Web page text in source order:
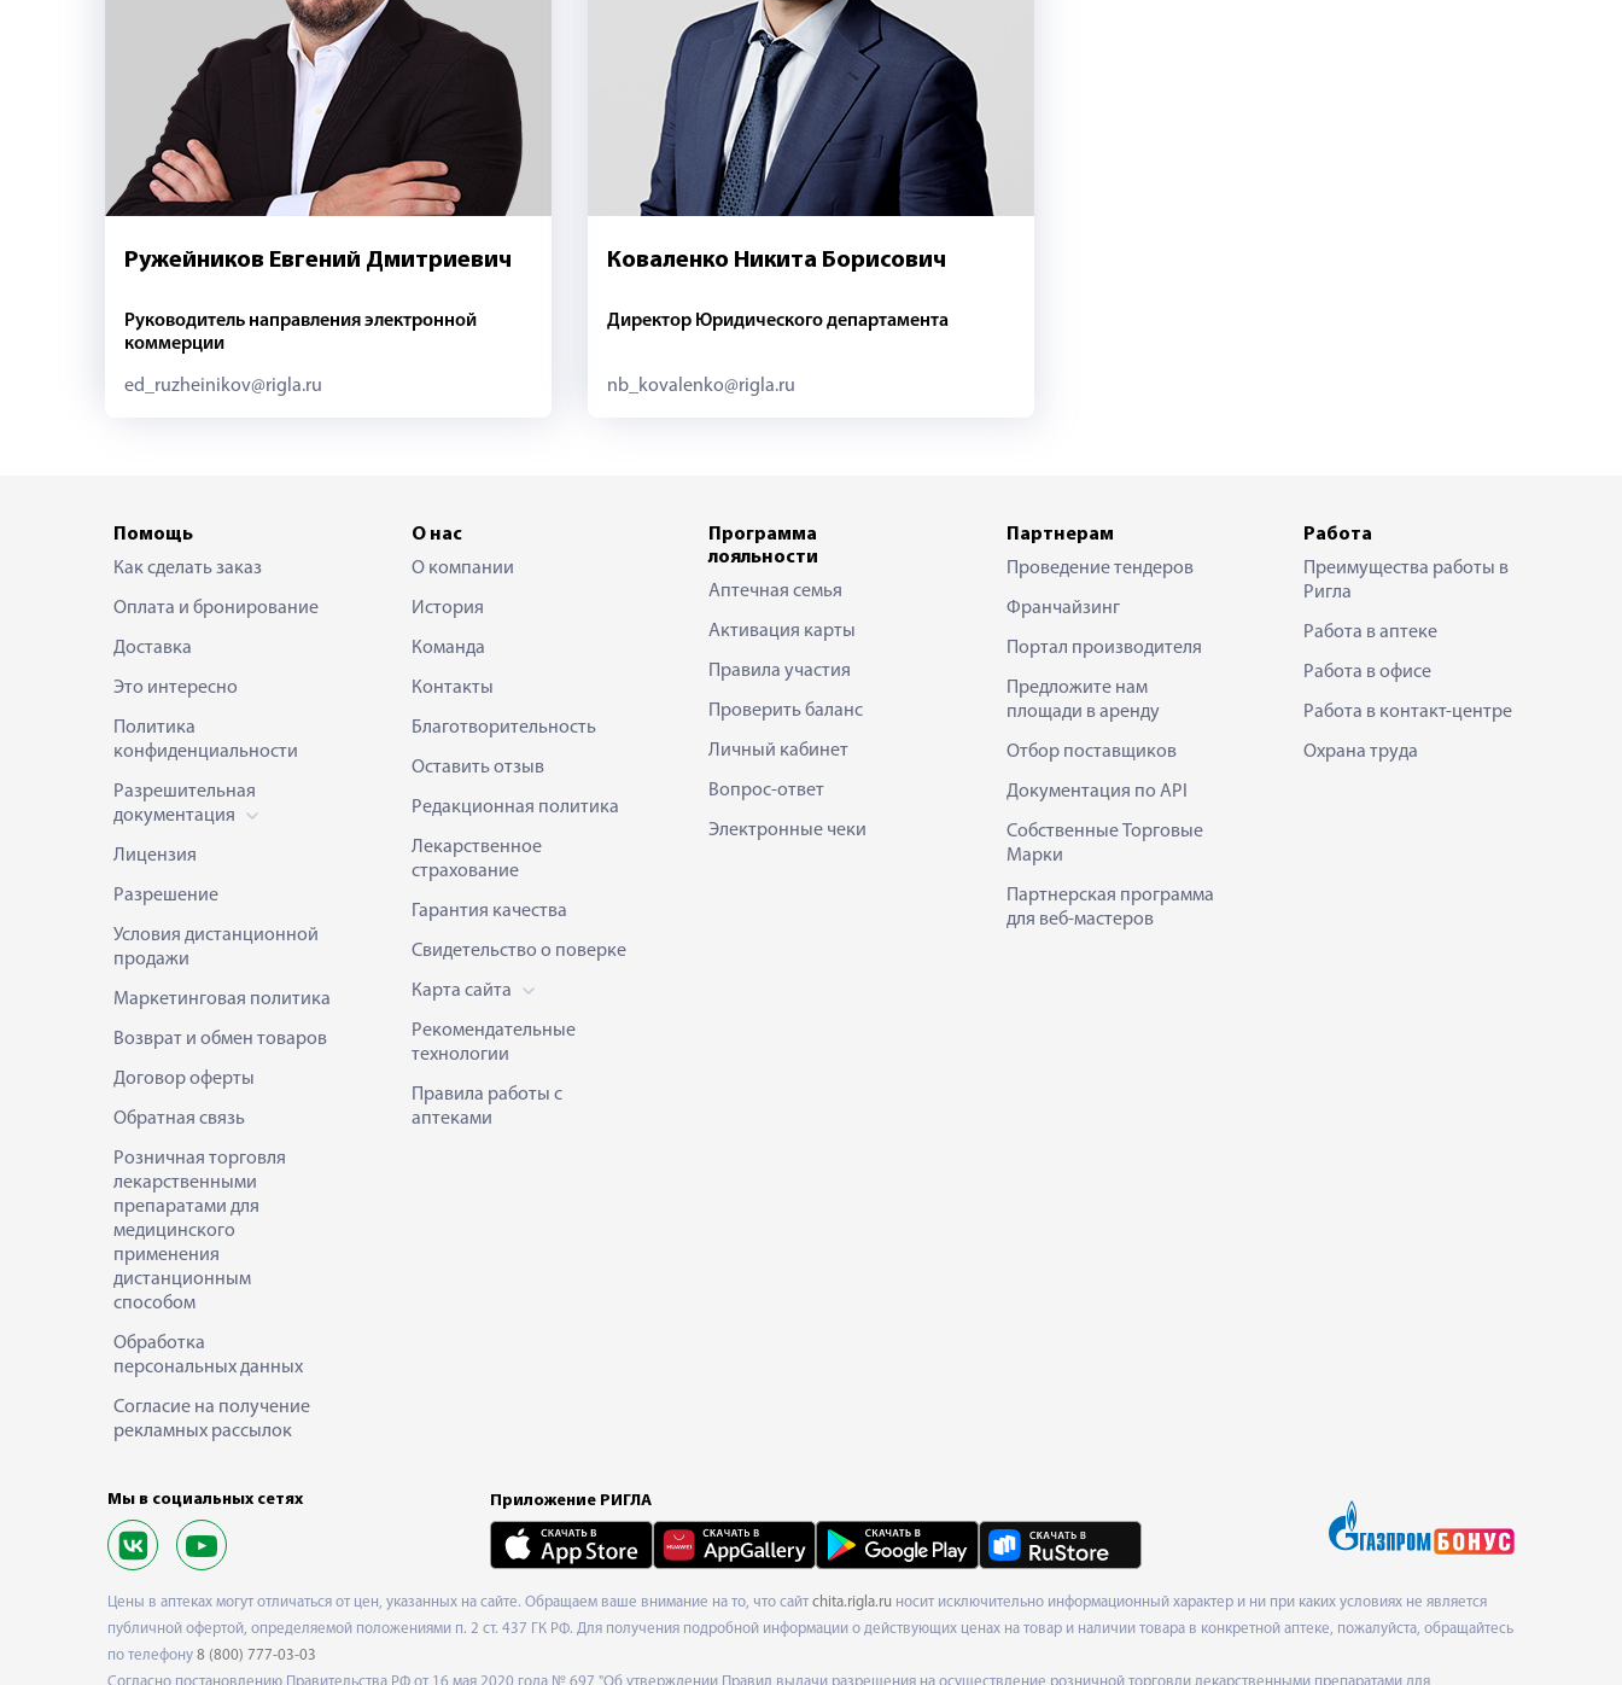
Ружейников Евгений Дмитриевич
Руководитель направления электронной
коммерции
ed_ruzheinikov@rigla.ru
Коваленко Никита Борисович
Директор Юридического департамента
nb_kovalenko@rigla.ru
Помощь
Как сделать заказ
Оплата и бронирование
Доставка
Это интересно
Политика
конфиденциальности
Разрешительная
документация
Лицензия
Разрешение
Условия дистанционной
продажи
Маркетинговая политика
Возврат и обмен товаров
Договор оферты
Обратная связь
Розничная торговля
лекарственными
препаратами для
медицинского
применения
дистанционным
способом
Обработка
персональных данных
Согласие на получение
рекламных рассылок
О нас
О компании
История
Команда
Контакты
Благотворительность
Оставить отзыв
Редакционная политика
Лекарственное
страхование
Гарантия качества
Свидетельство о поверке
Карта сайта
Рекомендательные
технологии
Правила работы с
аптеками
Программа
лояльности
Аптечная семья
Активация карты
Правила участия
Проверить баланс
Личный кабинет
Вопрос-ответ
Электронные чеки
Партнерам
Проведение тендеров
Франчайзинг
Портал производителя
Предложите нам
площади в аренду
Отбор поставщиков
Документация по API
Собственные Торговые
Марки
Партнерская программа
для веб-мастеров
Работа
Преимущества работы в
Ригла
Работа в аптеке
Работа в офисе
Работа в контакт-центре
Охрана труда
Мы в социальных сетях Приложение РИГЛА
Цены в аптеках могут отличаться от цен, указанных на сайте. Обращаем ваше внимание на то, что сайт chita.rigla.ru носит исключительно информационный характер и ни при каких условиях не является
публичной офертой, определяемой положениями п. 2 ст. 437 ГК РФ. Для получения подробной информации о действующих ценах на товар и наличии товара в конкретной аптеке, пожалуйста, обращайтесь
по телефону 8 (800) 777-03-03